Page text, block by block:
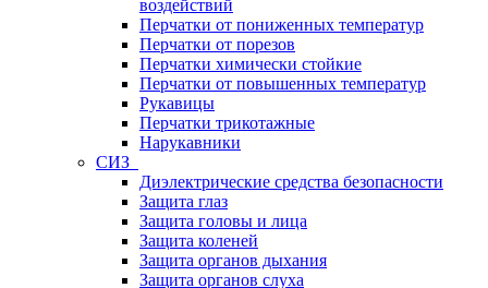
воздействий
Перчатки от пониженных температур
Перчатки от порезов
Перчатки химически стойкие
Перчатки от повышенных температур
Рукавицы
Перчатки трикотажные
Нарукавники
СИЗ
Диэлектрические средства безопасности
Защита глаз
Защита головы и лица
Защита коленей
Защита органов дыхания
Защита органов слуха